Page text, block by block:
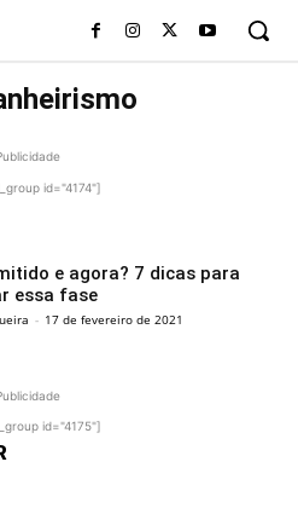
id="4174"]
e agora? 7 dicas para
essa fase
- 17 de fevereiro de 2021
id="4175"]